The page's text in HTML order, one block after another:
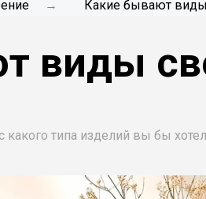
→ Какие бывают
виды
типа изделий вы бы